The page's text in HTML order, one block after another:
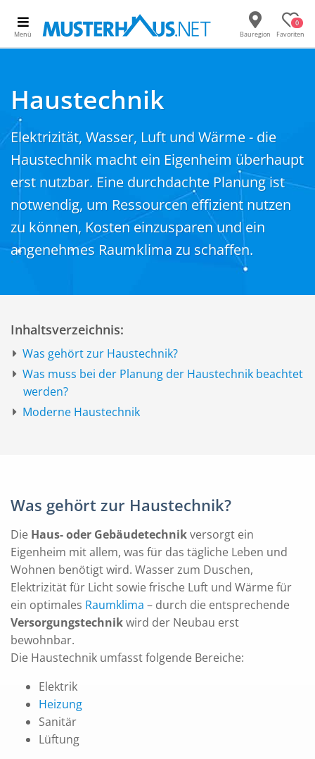
Menü Bauregion
0
Favoriten
Haustechnik
Elektrizität, Wasser, Luft und Wärme - die
Haustechnik macht ein Eigenheim überhaupt
erst nutzbar. Eine durchdachte Planung ist
notwendig, um Ressourcen effizient nutzen
zu können, Kosten einzusparen und ein
angenehmes Raumklima zu schaffen.
Inhaltsverzeichnis:
Was gehört zur Haustechnik?
Was muss bei der Planung der Haustechnik beachtet
werden?
Moderne Haustechnik
Was gehört zur Haustechnik?
Die Haus- oder Gebäudetechnikversorgt ein
Eigenheim mit allem, was für das tägliche Leben und
Wohnen benötigt wird. Wasser zum Duschen,
Elektrizität für Licht sowie frische Luft und Wärme für
ein optimales Raumklima – durch die entsprechende
Versorgungstechnikwird der Neubau erst
bewohnbar.
Die Haustechnik umfasst folgende Bereiche:
Elektrik
Heizung
Sanitär
Lüftung